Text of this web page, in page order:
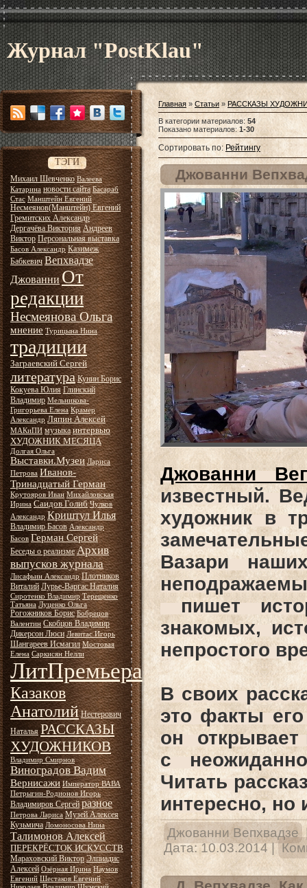
Журнал "PostKlau"
ТЭГИ
Михаил Шевченко Валеева
Катарина новости сайта Басараб
Стас Манштейн Евгений
Несмеянов(Манштейн) Евгений
Гремитских Александр
Дергачёва Виктория Андреев
Виктор Персональная выставка
Басов Александр Казимеж
Бабкевич Вепхвадзе
Джованни От
редакции
Несмеянова Ольга
мнение Турицына Нина
традиции
Заграевский Сергей
литература Кунин Борис
Кокуева Юлия Глинский
Владимир Мельникова-
Григорьева Елена Крамер
Александр Ляпин Алексей
МАКиПИ музыка интервью
ХУДОЖНИК МЕСЯЦА
Долгая Ольга
Выставки.Музеи Лариса
Петрова Иванов-
Тринадцатый Герман
Крутояров Иван Михайловская
Ирина Саидов Голиб Чулков
Александр Криштул Илья
Владимир Басов Александр
Басов Герман Сергей
Беседы о реализме Архив
выпусков журнала
Лисафьин Александр Плотников
Виталий Лурье-Варгас Наталия
Сиротенко Владимир Терещенко
Татьяна Луценко Ольга
Рогожников Борис Бобрецов
Валентин Скобцов Владимир
Дикерсон Люси Левитас Игорь
Шангареев Исмагил Мостовая
Елена Саркисян Нелли
ЛитПремьера
Казаков
Анатолий Нестерович
Наталья РАССКАЗЫ
ХУДОЖНИКОВ
Владимир Смирнов
Виноградов Вадим
Вернисажи Император ВАВА
Петрыгин-Родионов Игорь
Владимиров Сергей разное
Петрова Лариса Музей Алексея
Кузьмича Ломоносова Нина
Талимонов Алексей
ПЕРЕКРЁСТОК ИСКУССТВ
Мараховский Виктор Элпиадис
Алексей Озёрная Ирина Наумов
Евгений Шестаков Евгений
Главная » Статьи » РАССКАЗЫ
В категории материалов: 54
Показано материалов:1-30
Сортировать по: Рейтингу
Джованни
Джованни
известный.
художник в
Вазари
пишет
знакомых,
непростого
В своих
это факты
он открывает
с
Читать
интересно, но
Джованни Вепхвадзе
Дата: 10.03.2014 |